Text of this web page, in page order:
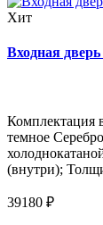
Хит
Входная
Комплектация
темное
(внутри);
39180 ₽